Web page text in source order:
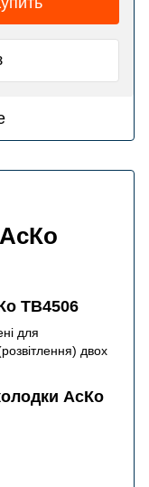
TB4506
для
двох
АсКо